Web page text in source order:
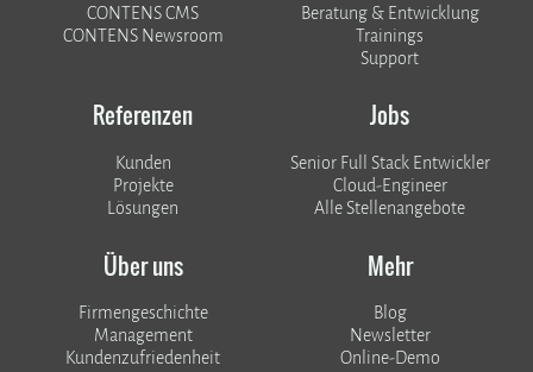
CONTENS CMS
CONTENS Newsroom
Beratung & Entwicklung
Trainings
Support
Referenzen
Kunden
​​​​​​​Projekte
Lösungen
Jobs
Senior Full Stack Entwickler
Cloud-Engineer
Alle Stellenangebote
Über uns
Firmengeschichte
Management
Kundenzufriedenheit
Mehr
Blog
Newsletter
Online-Demo